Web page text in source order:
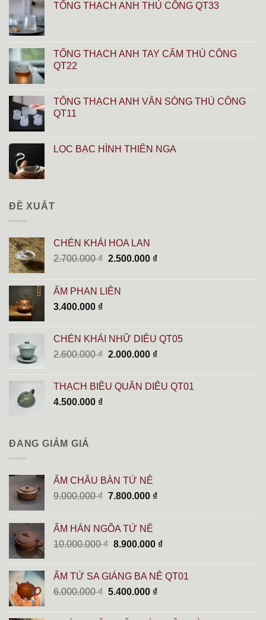
TỐNG THẠCH ANH THỦ CÔNG QT33
TỐNG THẠCH ANH TAY CẨM THỦ CÔNG
QT22
TỐNG THẠCH ANH VÂN SÓNG THỦ CÔNG
QT11
LỌC BẠC HÌNH THIÊN NGA
ĐỀ XUẤT
CHÉN KHẢI HOA LAN
2.700.000₫ Giá
2.700.000 ₫.
2.500.000 ₫Giá
ẤM PHAN LIÊN
3.400.000 ₫
CHÉN KHẢI NHỮ DIÊU QT05
2.600.000₫ Giá
2.600.000 ₫.
2.000.000 ₫Giá
tại
là:
THẠCH BIỀU QUÂN DIÊU QT01
4.500.000 ₫
ĐANG GIẢM GIÁ
ẤM CHÂU BÀN TỬ NÊ
9.000.000₫ Giá
9.000.000 ₫.
7.800.000 ₫Giá
7.800.000 ₫.
ẤM HÁN NGÕA TỬ NÊ
10.000.000₫ Giá
là:
10.000.000 ₫.
8.900.000 ₫Giá
là:
ẤM TỬ SA GIÁNG BA NÊ QT01
6.000.000₫ Giá
5.400.000 ₫Giá